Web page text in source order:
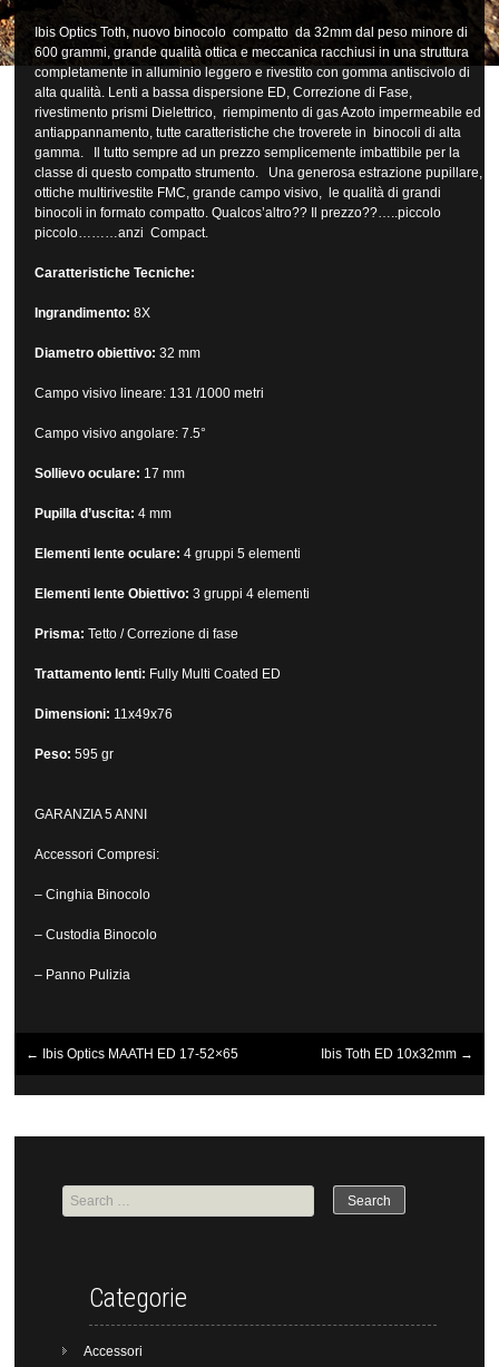
Ibis Optics Toth, nuovo binocolo compatto da 32mm dal peso minore di
600 grammi, grande qualità ottica e meccanica racchiusi in una struttura
completamente in alluminio leggero e rivestito con gomma antiscivolo di
alta qualità. Lenti a bassa dispersione ED, Correzione di Fase,
rivestimento prismi Dielettrico, riempimento di gas Azoto impermeabile ed
antiappannamento, tutte caratteristiche che troverete in binocoli di alta
gamma. Il tutto sempre ad un prezzo semplicemente imbattibile per la
classe di questo compatto strumento. Una generosa estrazione pupillare,
ottiche multirivestite FMC, grande campo visivo, le qualità di grandi
binocoli in formato compatto. Qualcos’altro?? Il prezzo??…..piccolo
piccolo………anzi Compact.
Caratteristiche Tecniche:
Ingrandimento:8X
Diametro obiettivo: 32 mm
Campo visivo lineare: 131 /1000 metri
Campo visivo angolare: 7.5°
Sollievo oculare: 17 mm
Pupilla d’uscita:4 mm
Elementi lente oculare:4 gruppi 5 elementi
Elementi lente Obiettivo:3 gruppi 4 elementi
Prisma:Tetto / Correzione di fase
Trattamento lenti: Fully Multi Coated ED
Dimensioni: 11x49x76
Peso:595 gr
GARANZIA 5 ANNI
Accessori Compresi:
– Cinghia Binocolo
– Custodia Binocolo
– Panno Pulizia
Post navigation
← Ibis Optics MAATH ED 17-52×65 Ibis Toth ED 10x32mm →
Categorie
Accessori